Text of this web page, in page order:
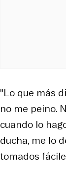
"Lo que más
no me peino.
cuando lo
ducha, me lo
tomados